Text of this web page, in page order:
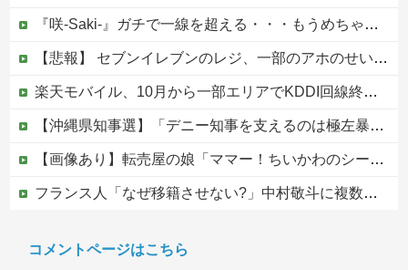
『咲-Saki-』ガチで一線を超える・・・もうめちゃくちゃ他
【悲報】 セブンイレブンのレジ、一部のアホのせいでこうなってしまう
楽天モバイル、10月から一部エリアでKDDI回線終了へ…自前設備への投資拡大不可避
【沖縄県知事選】「デニー知事を支えるのは極左暴力集団」発言で大炎上ｗｗｗ
【画像あり】転売屋の娘「ママー！ちいかわのシール貼ったよー！」親「！！！！！！」
フランス人「なぜ移籍させない?」中村敬斗に複数オファー！ランスが46億円要求でまさかの残留の可能性浮上！現地サポの本音がこれ！【海外の反応】
（国旗損壊罪）戦争反対と叫びながらニヤニヤ笑い…日の丸を破る内輪ネタをして一般国民からドン引きされ...
コメントページはこちら